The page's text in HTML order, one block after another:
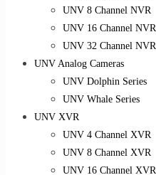
UNV 8 Channel NVR
UNV 16 Channel NVR
UNV 32 Channel NVR
UNV Analog Cameras
UNV Dolphin Series
UNV Whale Series
UNV XVR
UNV 4 Channel XVR
UNV 8 Channel XVR
UNV 16 Channel XVR